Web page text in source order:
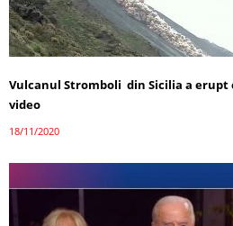
Vulcanul Stromboli din Sicilia a erupt
video
18/11/2020